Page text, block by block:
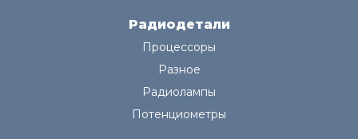
Радиодетали
Процессоры
Разное
Радиолампы
Потенциометры